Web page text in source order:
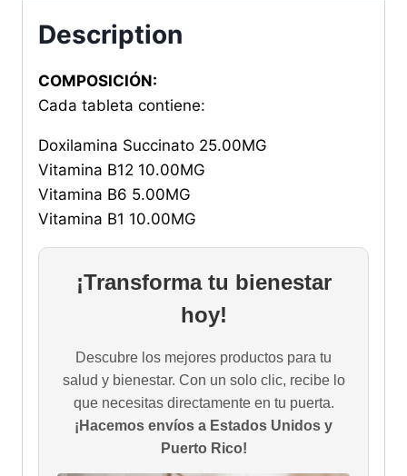
Description
COMPOSICIÓN:
Cada tableta contiene:
Doxilamina Succinato 25.00MG
Vitamina B12 10.00MG
Vitamina B6 5.00MG
Vitamina B1 10.00MG
¡Transforma tu bienestar
hoy!
Descubre los mejores productos para tu
salud y bienestar. Con un solo clic, recibe lo
que necesitas directamente en tu puerta.
¡Hacemos envíos a Estados Unidos y
Puerto Rico!